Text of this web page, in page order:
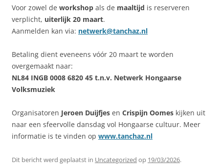
Voor zowel de workshop als de maaltijd is reserveren
verplicht, uiterlijk 20 maart.
Aanmelden kan via: netwerk@tanchaz.nl
Betaling dient eveneens vóór 20 maart te worden
overgemaakt naar:
NL84 INGB 0008 6820 45 t.n.v. Netwerk Hongaarse
Volksmuziek
Organisatoren Jeroen Duijfjes en Crispijn Oomes kijken uit
naar een sfeervolle dansdag vol Hongaarse cultuur. Meer
informatie is te vinden op www.tanchaz.nl
Dit bericht werd geplaatst in Uncategorized op 19/03/2026.